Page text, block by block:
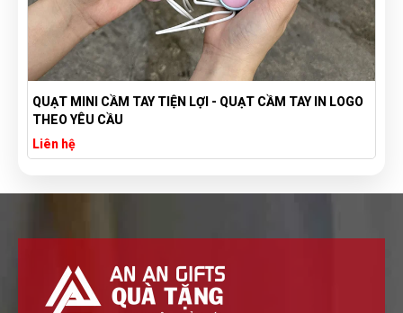
QUẠT MINI CẦM TAY TIỆN LỢI - QUẠT CẦM TAY IN LOGO
THEO YÊU CẦU
Liên hệ